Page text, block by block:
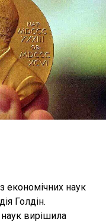
економічних наук
Голдін.
вирішила